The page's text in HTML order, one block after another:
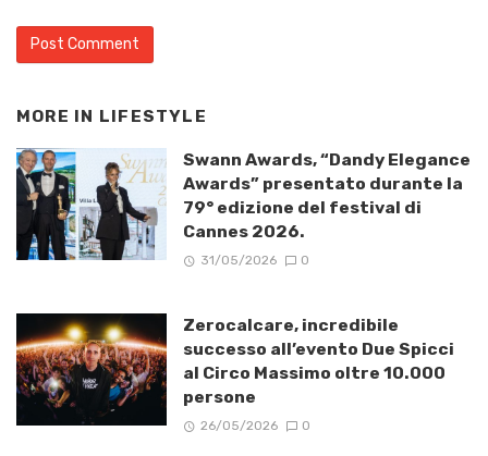
MORE IN LIFESTYLE
Swann Awards, “Dandy Elegance
Awards” presentato durante la
79° edizione del festival di
Cannes 2026.
31/05/2026 0
Zerocalcare, incredibile
successo all’evento Due Spicci
al Circo Massimo oltre 10.000
persone
26/05/2026 0